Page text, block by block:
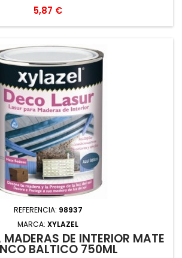
Precio
5,87 €
REFERENCIA: 98937
MARCA: XYLAZEL
DE INTERIOR MATE
BALTICO 750ML